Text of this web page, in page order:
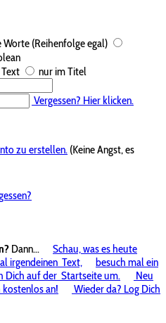
Worte (Reihenfolge egal)
nur im Titel
Vergessen? Hier klicken.
zu erstellen. (Keine Angst, es
Dann...
Schau, was es heute
irgendeinen Text,
besuch mal ein
Dich auf der Startseite um.
Neu
an!
Wieder da? Log Dich